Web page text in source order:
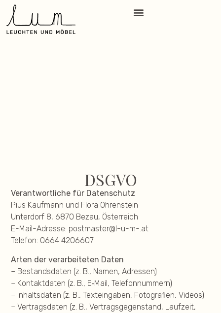
DSGVO
Verantwortliche für Datenschutz
Pius Kaufmann und Flora Ohrenstein
Unterdorf 8, 6870 Bezau, Österreich
E-Mail-Adresse: postmaster@l-u-m-.at
Telefon: 0664 4206607
Arten der verarbeiteten Daten
– Bestandsdaten (z. B., Namen, Adressen)
– Kontaktdaten (z. B., E‑Mail, Telefonnummern)
– Inhaltsdaten (z. B., Texteingaben, Fotografien, Videos)
– Vertragsdaten (z. B., Vertragsgegenstand, Laufzeit,